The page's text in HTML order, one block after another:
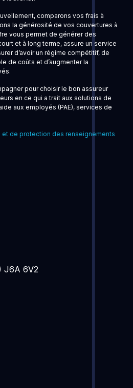
comparons vos frais à
la générosité de vos couvertures à
vous permet de générer des
et à long terme, assure un service
d’avoir un régime compétitif, de
de coûts et d’augmenter la
pour choisir le bon assureur
en ce qui a trait aux solutions de
aux employés (PAE), services de
de protection des renseignements
J6A 6V2